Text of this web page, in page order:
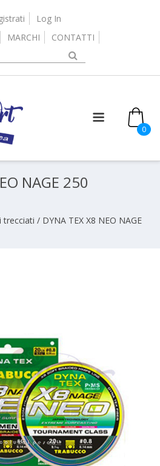
Log In
MARCHI CONTATTI
0
NAGE 250
trecciati / DYNA TEX X8 NEO NAGE